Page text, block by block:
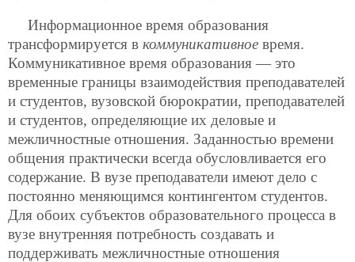
Информационное время образования
трансформируется в коммуникативное время.
Коммуникативное время образования — это
временные границы взаимодействия преподавателей
и студентов, вузовской бюрократии, преподавателей
и студентов, определяющие их деловые и
межличностные отношения. Заданностью времени
общения практически всегда обусловливается его
содержание. В вузе преподаватели имеют дело с
постоянно меняющимся контингентом студентов.
Для обоих субъектов образовательного процесса в
вузе внутренняя потребность создавать и
поддерживать межличностные отношения